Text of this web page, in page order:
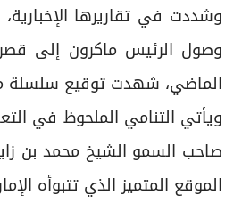
وشددت في تقاريرها
الماضي، شهدت توقيع سلسلة
ويأتي التنامي الملحوظ في
صاحب السمو الشيخ محمد بن
الموقع المتميز الذي تتبوأه